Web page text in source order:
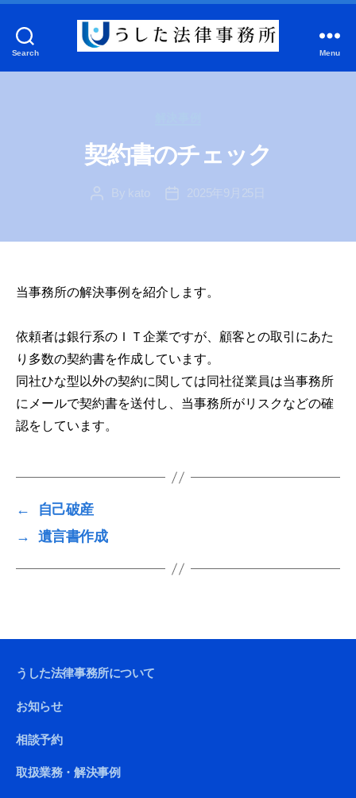
Search
事
所
Menu
契約書のチェック
PostBy kato
Post2025年9月25日
当事務所の解決事例を紹介します。
依頼者は銀行系のＩＴ企業ですが、顧客との取引にあた
り多数の契約書を作成しています。
同社ひな型以外の契約に関しては同社従業員は当事務所
にメールで契約書を送付し、当事務所がリスクなどの確
認をしています。
←
自己破産
→
遺言書作成
うした法律事務所について
お知らせ
相談予約
取扱業務・解決事例